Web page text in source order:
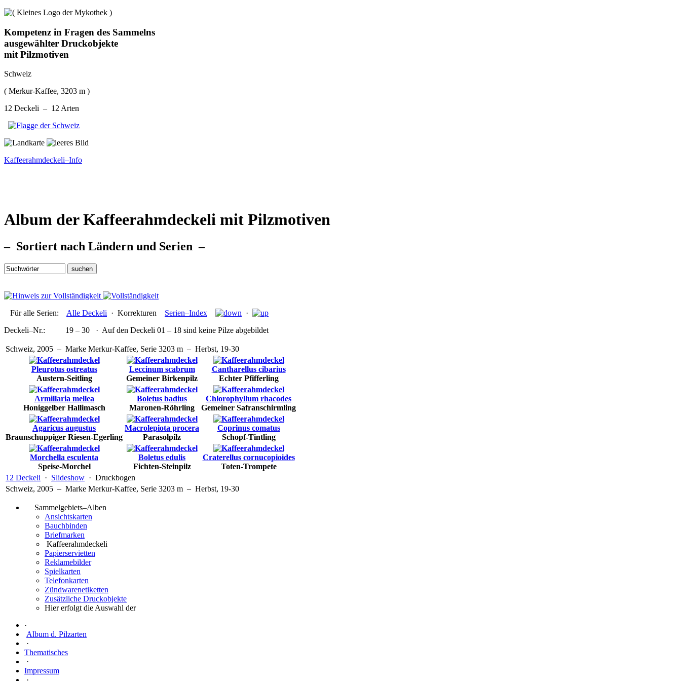
Kompetenz in Fragen des Sammelns
ausgewählter Druckobjekte
mit Pilzmotiven
Schweiz
( Merkur-Kaffee, 3203 m )
12 Deckeli – 12 Arten
Kaffeerahmdeckeli–Info
Album der Kaffeerahmdeckeli mit Pilzmotiven
– Sortiert nach Ländern und Serien –
Für alle Serien: Alle Deckeli · Korrekturen Serien–Index
·
Deckeli–Nr.:
19 – 30 · Auf den Deckeli 01 – 18 sind keine Pilze abgebildet
Schweiz, 2005 – Marke Merkur-Kaffee, Serie 3203 m – Herbst, 19-30
Pleurotus ostreatus
Austern-Seitling
Leccinum scabrum
Gemeiner Birkenpilz
Cantharellus cibarius
Echter Pfifferling
Armillaria mellea
Honiggelber Hallimasch
Boletus badius
Maronen-Röhrling
Chlorophyllum rhacodes
Gemeiner Safranschirmling
Agaricus augustus
Braunschuppiger Riesen-Egerling
Macrolepiota procera
Parasolpilz
Coprinus comatus
Schopf-Tintling
Morchella esculenta
Speise-Morchel
Boletus edulis
Fichten-Steinpilz
Craterellus cornucopioides
Toten-Trompete
12 Deckeli · Slideshow · Druckbogen
Schweiz, 2005 – Marke Merkur-Kaffee, Serie 3203 m – Herbst, 19-30
Sammelgebiets–Alben
Ansichtskarten
Bauchbinden
Briefmarken
Kaffeerahmdeckeli
Papierservietten
Reklamebilder
Spielkarten
Telefonkarten
Zündwarenetiketten
Zusätzliche Druckobjekte
Hier erfolgt die Auswahl der
·
Album d. Pilzarten
·
Thematisches
·
Impressum